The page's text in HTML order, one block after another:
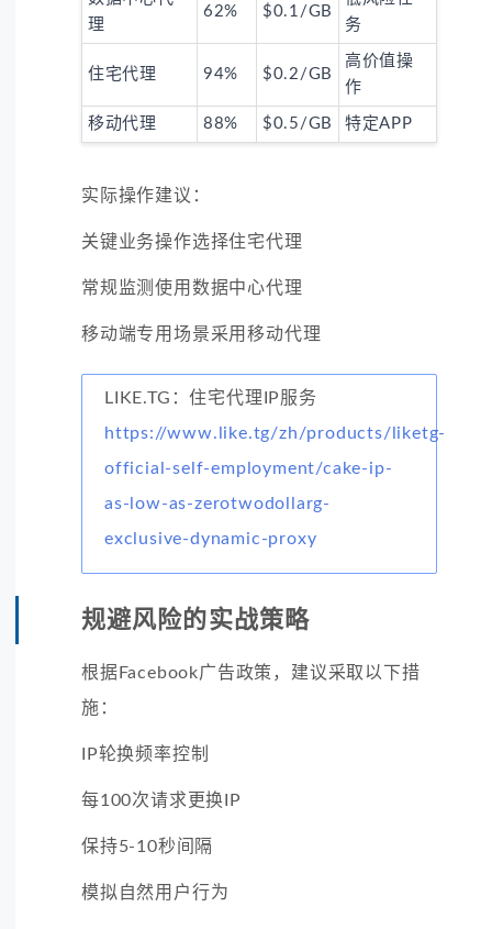
理
62% $0.1/GB
务
住宅代理 94% $0.2/GB
高价值操
作
移动代理 88% $0.5/GB 特定APP
实际操作建议：
关键业务操作选择住宅代理
常规监测使用数据中心代理
移动端专用场景采用移动代理
LIKE.TG：住宅代理IP服务
https://www.like.tg/zh/products/liketg-
official-self-employment/cake-ip-
as-low-as-zerotwodollarg-
exclusive-dynamic-proxy
规避风险的实战策略
根据Facebook广告政策，建议采取以下措
施：
IP轮换频率控制
每100次请求更换IP
保持5-10秒间隔
模拟自然用户行为